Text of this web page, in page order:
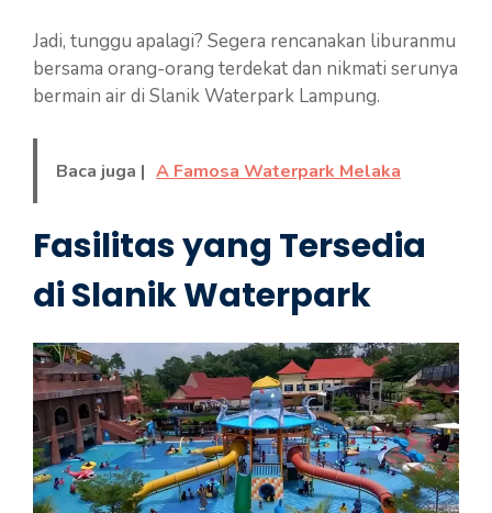
Jadi, tunggu apalagi? Segera rencanakan liburanmu
bersama orang-orang terdekat dan nikmati serunya
bermain air di Slanik Waterpark Lampung.
Baca juga | A Famosa Waterpark Melaka
Fasilitas yang Tersedia
di Slanik Waterpark